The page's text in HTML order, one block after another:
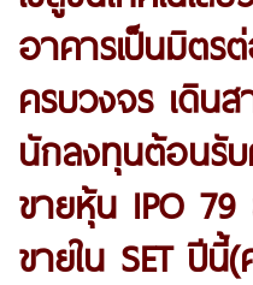
อาคารเป็นมิตร
ครบวงจร เดินส
นักลงทุนต้อนรั
ขายหุ้น IPO
ขายใน SET ปีนี้